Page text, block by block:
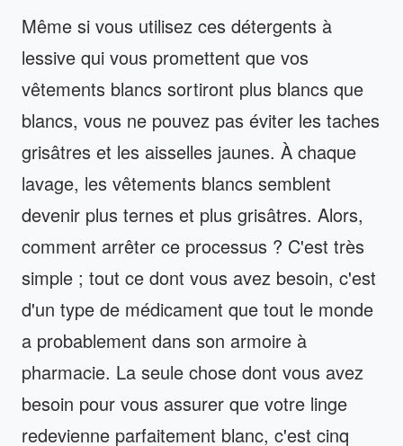
Même si vous utilisez ces détergents à
lessive qui vous promettent que vos
vêtements blancs sortiront plus blancs que
blancs, vous ne pouvez pas éviter les taches
grisâtres et les aisselles jaunes. À chaque
lavage, les vêtements blancs semblent
devenir plus ternes et plus grisâtres. Alors,
comment arrêter ce processus ? C'est très
simple ; tout ce dont vous avez besoin, c'est
d'un type de médicament que tout le monde
a probablement dans son armoire à
pharmacie. La seule chose dont vous avez
besoin pour vous assurer que votre linge
redevienne parfaitement blanc, c'est cinq